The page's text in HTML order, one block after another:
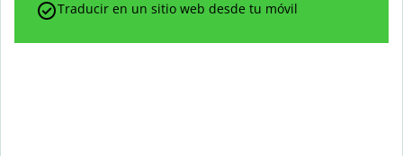
Traducir en un sitio web desde tu móvil